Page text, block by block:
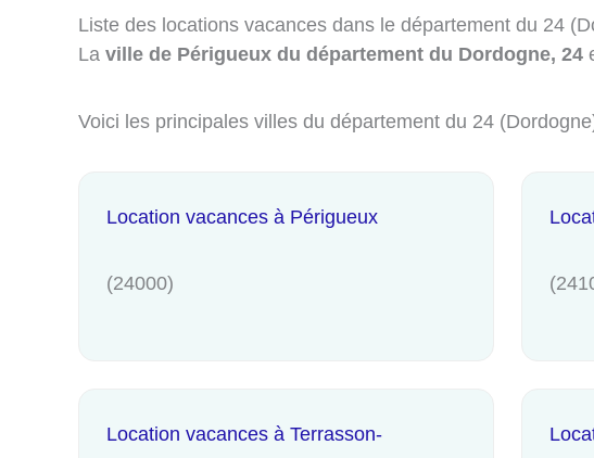
Liste des locations vacances dans le département du 24
La ville de Périgueux du département du Dordogne, 24
Voici les principales villes du département du 24
Location vacances à Périgueux
(24000)
Location vacances à Terrasson-